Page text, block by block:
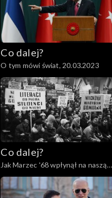
Co dalej?
O tym mówi świat, 20.03.2023
Co dalej?
Jak Marzec '68 wpłynął na naszą
historię?, 07.03.2023